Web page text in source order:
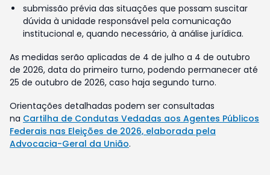
submissão prévia das situações que possam suscitar
dúvida à unidade responsável pela comunicação
institucional e, quando necessário, à análise jurídica.
As medidas serão aplicadas de 4 de julho a 4 de outubro
de 2026, data do primeiro turno, podendo permanecer até
25 de outubro de 2026, caso haja segundo turno.
Orientações detalhadas podem ser consultadas
na Cartilha de Condutas Vedadas aos Agentes Públicos
Federais nas Eleições de 2026, elaborada pela
Advocacia-Geral da União.